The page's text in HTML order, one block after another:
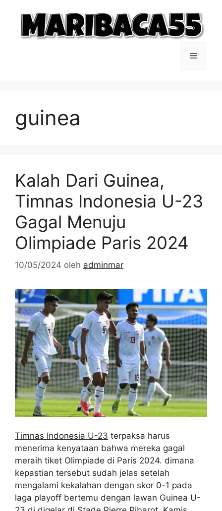
Menu
guinea
Kalah Dari Guinea,
Timnas Indonesia U-23
Gagal Menuju
Olimpiade Paris 2024
10/05/2024 oleh adminmar
Timnas Indonesia U-23 terpaksa harus
menerima kenyataan bahwa mereka gagal
meraih tiket Olimpiade di Paris 2024. dimana
kepastian tersebut sudah jelas setelah
mengalami kekalahan dengan skor 0-1 pada
laga playoff bertemu dengan lawan Guinea U-